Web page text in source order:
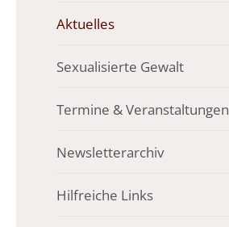
Aktuelles
Sexualisierte Gewalt
Termine & Veranstaltungen
Newsletterarchiv
Hilfreiche Links